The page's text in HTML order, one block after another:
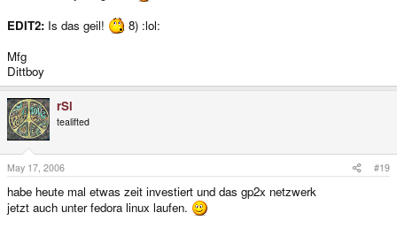
EDIT2: Is das geil!
8) :lol:
Mfg
Dittboy
rSl
tealifted
May 17, 2006 #19
habe heute mal etwas zeit investiert und das gp2x netzwerk
jetzt auch unter fedora linux laufen.